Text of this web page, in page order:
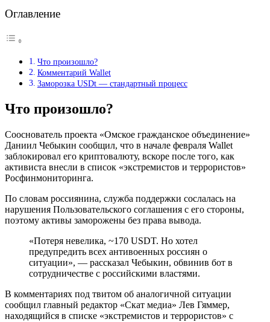
Оглавление
Что произошло?
Комментарий Wallet
Заморозка USDt — стандартный процесс
Что произошло?
Сооснователь проекта «Омское гражданское объединение»
Даниил Чебыкин сообщил, что в начале февраля Wallet
заблокировал его криптовалюту, вскоре после того, как
активиста внесли в список «экстремистов и террористов»
Росфинмониторинга.
По словам россиянина, служба поддержки сослалась на
нарушения Пользовательского соглашения с его стороны,
поэтому активы заморожены без права вывода.
«Потеря невелика, ~170 USDT. Но хотел
предупредить всех антивоенных россиян о
ситуации», — рассказал Чебыкин, обвинив бот в
сотрудничестве с российскими властями.
В комментариях под твитом об аналогичной ситуации
сообщил главный редактор «Скат медиа» Лев Гяммер,
находящийся в списке «экстремистов и террористов» с